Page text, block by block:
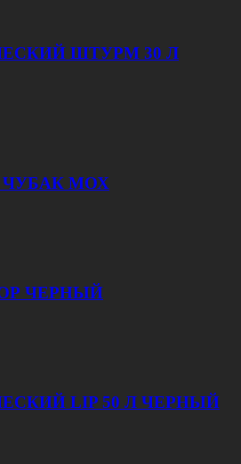
ШТУРМ 30 Л
ЧУБАК МОХ
ЧЕРНЫЙ
LIP 50 Л ЧЕРНЫЙ